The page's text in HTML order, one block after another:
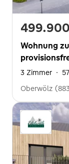
Wohnung
3 Zimmer ·
Oberwölz